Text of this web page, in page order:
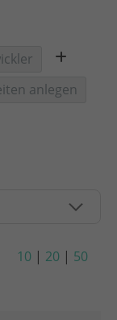
anlegen
10 | 20 | 50